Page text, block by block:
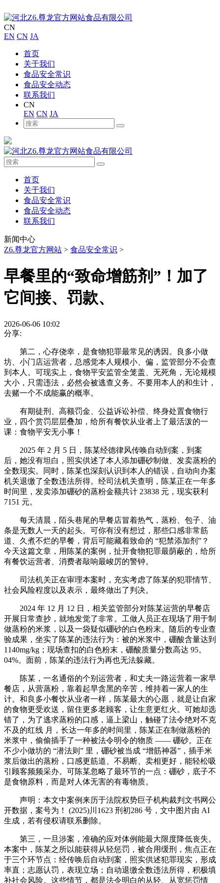
CN
EN CN JA
首页
关于我们
食品安全常识
食品安全动态
联系我们
CN
EN CN JA
首页
关于我们
食品安全常识
食品安全动态
联系我们
新闻中心
Z6.尊龙官方网站 > 食品安全常识 >
早餐里的“致命增筋剂”！加了
它间接、罚款、
2026-06-06 10:02
分享:
第二，心存侥幸，是食物犯罪最常见的诱因。良多小做
坊、小门店运营者，总感觉本人规模小、偏，监管部分不会查
到本人。可现实上，食物平安监管全笼盖、无死角，无论规模
大小，只需违法，必然会被逃查义务。不要用本人的和生计，
去赌一个不成能赢的概率。
有期徒刑、高额罚金、公益诉讼补偿、终身处置食物行
业，四个赏罚层层叠加，给所有餐饮从业者上了最活泼的一
课：食物平安无小事！
2025 年 2 月 5 日，陈某经德律风传唤自动到案，到案
后，她没有坦白，照实供述了本人添加硼砂制做、发卖蒸粉的
全数现实。同时，陈某也深刻认识到本人的错误，自动向办案
机关退缴了全数违法所得。经司法机关查明，陈某正在一年多
时间里，发卖添加硼砂的蒸粉金额共计 23838 元，现实获利
7151 元。
每天清晨，陌头巷尾的早餐店冒着热气，蒸粉、包子、油
条是无数人一天的起头。可你有没有想过，那些口感非常筋
道、久煮不烂的早餐，背后可能藏着致命的 “犯禁添加剂”？
今天这篇文章，用陈某的案例，扯开食物犯罪最荫蔽的，给所
有餐饮运营者、消费者敲响最峻厉的警钟。
司法机关正在审理本案时，充实考虑了陈某的犯罪情节、
社会风险程度以及表示，最终做出了判决。
2024 年 12 月 12 日，相关监管部分对陈某运营的早餐店
开展日常查抄，就地发觉了非常。工做人员正在现场了用于制
做蒸粉的米浆，以及一袋疑似硼砂的白色粉末。随后的专业查
验成果，坐实了陈某的违法行为：被的米浆中，硼酸含量达到
1140mg/kg；现场查扣的白色粉末，硼酸质量分数高达 95。
04%。面前，陈某的违法行为再也无法躲藏。
陈某，一名通俗的个别运营者，和丈夫一路运营着一家早
餐店，从营蒸粉，靠着起早贪黑的辛苦，维持着一家人的生
计。和良多小餐饮从业者一样，陈某最大的心愿，就是让自家
的食物更受欢送，留住更多老顾客，让生意更红火。可她却选
错了，为了逃求蒸粉的口感，逼上梁山，触碰了法令绝对不克
不及的红线 月，长达一年多的时间里，陈某正在制做蒸粉的
米浆中，偷偷插手了一种被法令明令的物质 —— 硼砂。正在
不少小做坊的 “潜法则” 里，硼砂被当成 “增筋神器”，插手米
浆后做出的蒸粉，口感更筋道、不易断、卖相更好，能轻松吸
引顾客频频采办。可陈某忽略了最环节的一点：硼砂，底子不
是食物原料，而是对人体无害的有毒物质。
声明：本文中案例来历于法院权势巨子机构裁判文书网公
开数据，案号为！ (2025)川1623 刑初286 号，文中图片由 AI
生成，若有侵权请联系删除。
第三，一旦涉案，准确的应对体例能最大限度降低丧失。
本案中，陈某之所以能获得从轻惩罚，被合用缓刑，焦点正在
于三个环节点：经传唤后自动到案，照实供述犯罪现实，形成
率直；志愿认罚，表现立场；自动退缴全数违法所得，积极填
补社会风险。这些情节，都是法令明白的从轻、从宽惩罚情